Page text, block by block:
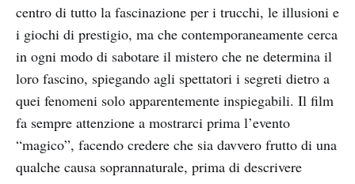
centro di tutto la fascinazione per i trucchi, le illusioni e
i giochi di prestigio, ma che contemporaneamente cerca
in ogni modo di sabotare il mistero che ne determina il
loro fascino, spiegando agli spettatori i segreti dietro a
quei fenomeni solo apparentemente inspiegabili. Il film
fa sempre attenzione a mostrarci prima l’evento
“magico”, facendo credere che sia davvero frutto di una
qualche causa soprannaturale, prima di descrivere